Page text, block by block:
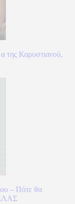
της Καρυστιανού,
– Πότε θα
ΕΛΑΣ